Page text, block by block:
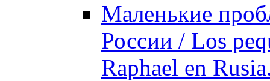
Маленькие
России / Los
Raphael en